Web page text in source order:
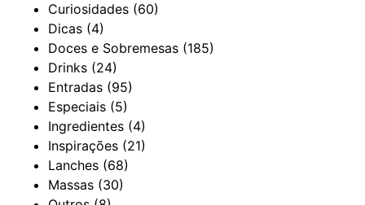
Curiosidades (60)
Dicas (4)
Doces e Sobremesas (185)
Drinks (24)
Entradas (95)
Especiais (5)
Ingredientes (4)
Inspirações (21)
Lanches (68)
Massas (30)